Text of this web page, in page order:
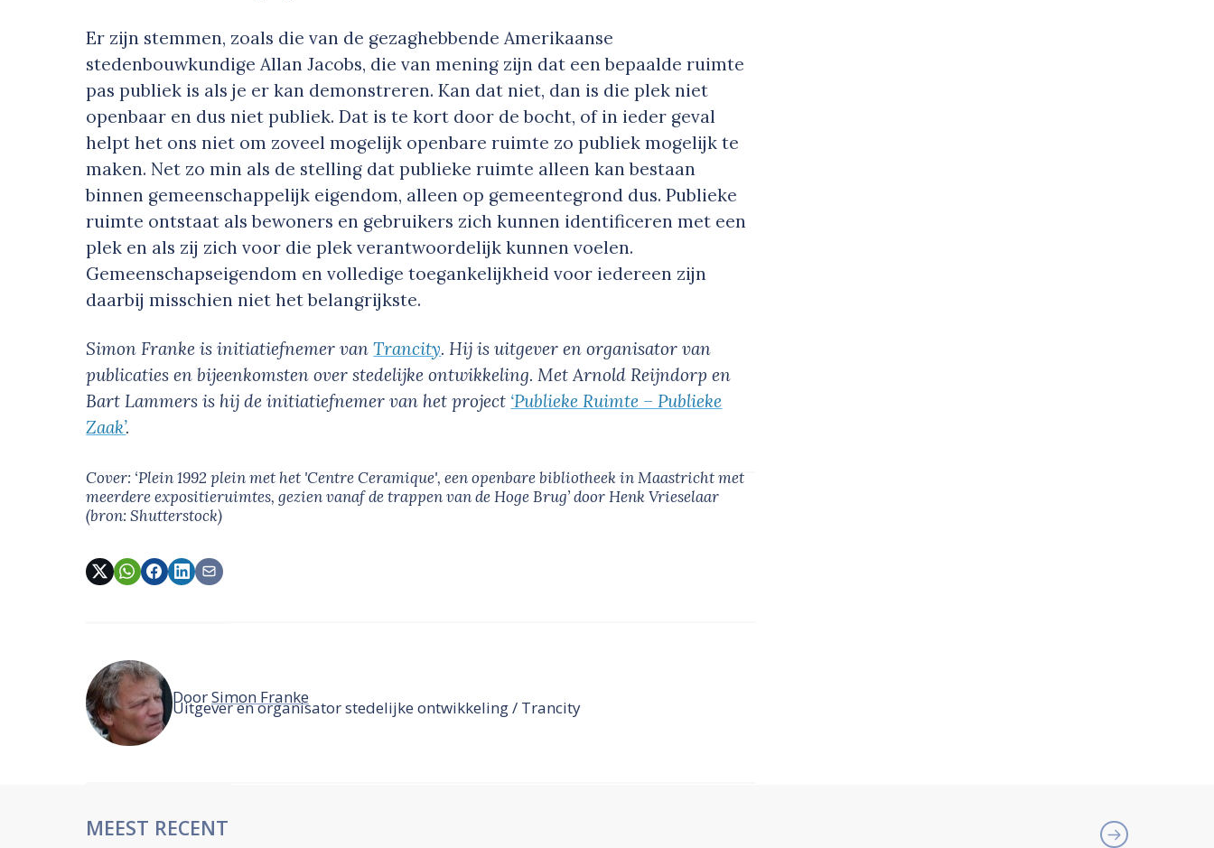
Er zijn stemmen, zoals die van de gezaghebbende Amerikaanse
stedenbouwkundige Allan Jacobs, die van mening zijn dat een bepaalde ruimte
pas publiek is als je er kan demonstreren. Kan dat niet, dan is die plek niet
openbaar en dus niet publiek. Dat is te kort door de bocht, of in ieder geval
helpt het ons niet om zoveel mogelijk openbare ruimte zo publiek mogelijk te
maken. Net zo min als de stelling dat publieke ruimte alleen kan bestaan
binnen gemeenschappelijk eigendom, alleen op gemeentegrond dus. Publieke
ruimte ontstaat als bewoners en gebruikers zich kunnen identificeren met een
plek en als zij zich voor die plek verantwoordelijk kunnen voelen.
Gemeenschapseigendom en volledige toegankelijkheid voor iedereen zijn
daarbij misschien niet het belangrijkste.
Simon Franke is initiatiefnemer vanTrancity. Hij is uitgever en organisator van
publicaties en bijeenkomsten over stedelijke ontwikkeling. Met Arnold Reijndorp en
Bart Lammers is hij de initiatiefnemer van het project ‘Publieke Ruimte – Publieke
Zaak’.
Cover: ‘Plein 1992 plein met het 'Centre Ceramique', een openbare bibliotheek in Maastricht met
meerdere expositieruimtes, gezien vanaf de trappen van de Hoge Brug’door Henk Vrieselaar
(bron: Shutterstock)
DoorSimon Franke
Uitgever en organisator stedelijke ontwikkeling / Trancity
MEEST RECENT